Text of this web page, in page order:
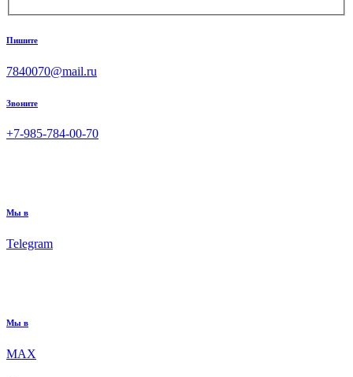
Пишите
7840070@mail.ru
Звоните
+7-985-784-00-70
Мы в
Telegram
Мы в
MAX